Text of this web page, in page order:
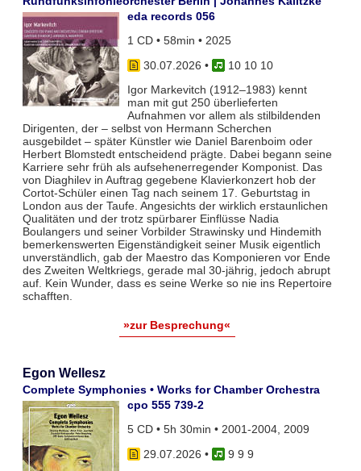
eda records 056
1 CD • 58min • 2025
30.07.2026 •
10 10 10
Igor Markevitch (1912–1983) kennt
man mit gut 250 überlieferten
Aufnahmen vor allem als stilbildenden
Dirigenten, der – selbst von Hermann Scherchen
ausgebildet – später Künstler wie Daniel Barenboim oder
Herbert Blomstedt entscheidend prägte. Dabei begann seine
Karriere sehr früh als aufsehenerregender Komponist. Das
von Diaghilev in Auftrag gegebene Klavierkonzert hob der
Cortot-Schüler einen Tag nach seinem 17. Geburtstag in
London aus der Taufe. Angesichts der wirklich erstaunlichen
Qualitäten und der trotz spürbarer Einflüsse Nadia
Boulangers und seiner Vorbilder Strawinsky und Hindemith
bemerkenswerten Eigenständigkeit seiner Musik eigentlich
unverständlich, gab der Maestro das Komponieren vor Ende
des Zweiten Weltkriegs, gerade mal 30-jährig, jedoch abrupt
auf. Kein Wunder, dass es seine Werke so nie ins Repertoire
schafften.
»zur Besprechung«
Egon Wellesz
Complete Symphonies • Works for Chamber Orchestra
cpo 555 739-2
5 CD • 5h 30min • 2001-2004, 2009
29.07.2026 •
9 9 9